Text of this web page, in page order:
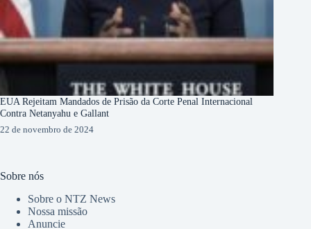
EUA Rejeitam Mandados de Prisão da Corte Penal Internacional
Contra Netanyahu e Gallant
22 de novembro de 2024
Sobre nós
Sobre o NTZ News
Nossa missão
Anuncie